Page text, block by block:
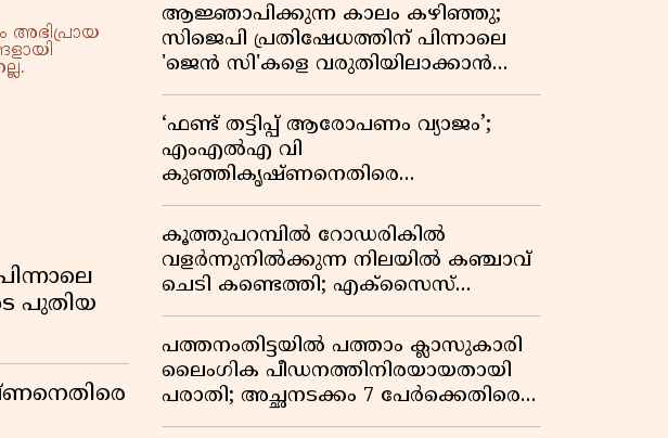
അഭിപ്രായ
പുതിയ
ആജ്ഞാപിക്കുന്ന കാലം കഴിഞ്ഞു;
സിജെപി പ്രതിഷേധത്തിന് പിന്നാലെ
'ജെൻ സി'കളെ വരുതിയിലാക്കാൻ
ആർഎസ്എസ് മേധാവിയുടെ പുതിയ
തന്ത്രങ്ങൾ ഫലിക്കുമോ?
‘ഫണ്ട് തട്ടിപ്പ് ആരോപണം വ്യാജം’;
എംഎൽഎ വി
കുഞ്ഞികൃഷ്ണനെതിരെ
നിയമനടപടിയുമായി മുൻ എംഎൽഎ
ടി ഐ മധുസൂദനൻ
കൂത്തുപറമ്പിൽ റോഡരികിൽ
വളർന്നുനിൽക്കുന്ന നിലയിൽ കഞ്ചാവ്
ചെടി കണ്ടെത്തി; എക്സൈസ്
കേസെടുത്തു
പത്തനംതിട്ടയിൽ പത്താം ക്ലാസുകാരി
ലൈംഗിക പീഡനത്തിനിരയായതായി
പരാതി; അച്ഛനടക്കം 7 പേർക്കെതിരെ
കേസ്, രണ്ടുപേർ അറസ്റ്റിൽ